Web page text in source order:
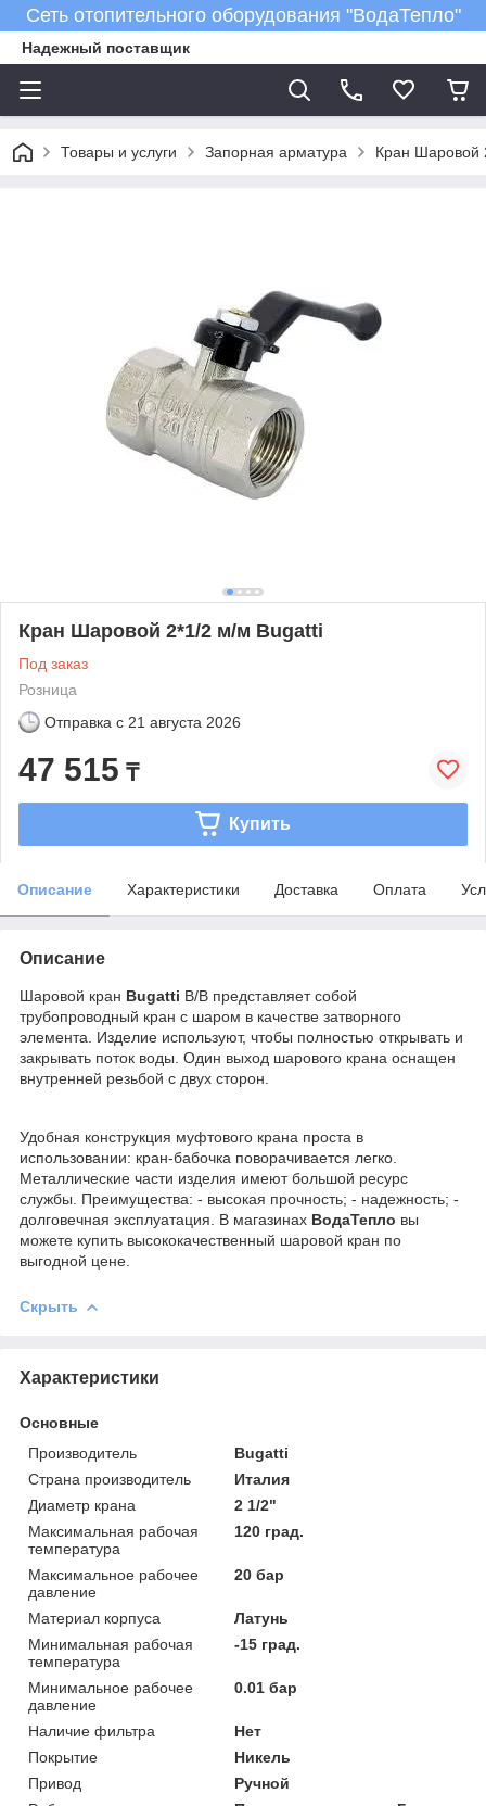
Сеть отопительного оборудования "ВодаТепло"
Надежный поставщик
Товары и услуги Запорная арматура Кран Шаровой
Кран Шаровой 2*1/2 м/м Bugatti
Под заказ
Розница
Отправка с 21 августа 2026
47 515 ₸
Купить
Описание Характеристики Доставка Оплата
Описание
Шаровой кран Bugatti B/В представляет собой
трубопроводный кран с шаром в качестве затворного
элемента. Изделие используют, чтобы полностью открывать и
закрывать поток воды. Один выход шарового крана оснащен
внутренней резьбой с двух сторон.
Удобная конструкция муфтового крана проста в
использовании: кран-бабочка поворачивается легко.
Металлические части изделия имеют большой ресурс
службы. Преимущества: - высокая прочность; - надежность; -
долговечная эксплуатация. В магазинах ВодаТепло вы
можете купить высококачественный шаровой кран по
выгодной цене.
Скрыть
Характеристики
Основные
Производитель
Bugatti
Страна производитель
Италия
Диаметр крана
2 1/2"
Максимальная рабочая
температура
120 град.
Максимальное рабочее
давление
20 бар
Материал корпуса
Латунь
Минимальная рабочая
температура
-15 град.
Минимальное рабочее
давление
0.01 бар
Наличие фильтра
Нет
Покрытие
Никель
Привод
Ручной